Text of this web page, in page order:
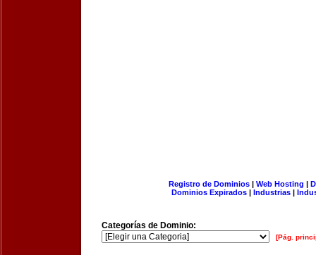
Registro de Dominios| Web Hosting |
Dominios Expirados | Industrias |
Categorías de Dominio:
[Pág.